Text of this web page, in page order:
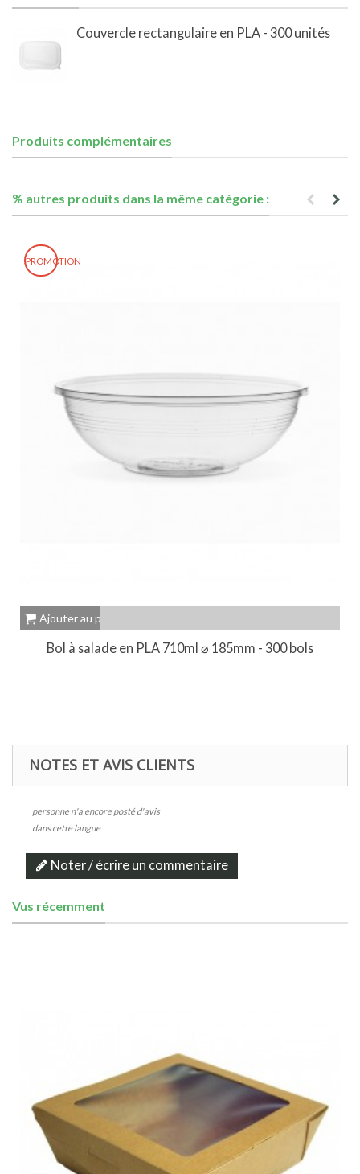
Couvercle rectangulaire en PLA - 300 unités
Produits complémentaires
% autres produits dans la même catégorie :
PROMOTION
Ajouter au panier
Bol à salade en PLA 710ml ⌀ 185mm - 300 bols
NOTES ET AVIS CLIENTS
personne n'a encore posté d'avis
dans cette langue
Noter / écrire un commentaire
Vus récemment